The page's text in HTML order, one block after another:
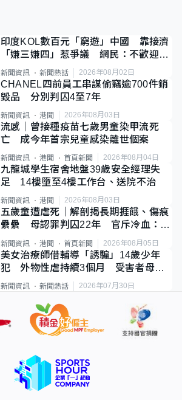
印度KOL數百元「窮遊」中國 靠接濟
「嫌三嫌四」惹爭議 網民：不歡迎劣
質旅客
新聞資訊 新聞熱話 2026年08月02日
CHANEL四前員工串謀偷竊逾700件銷
毀品 分別判囚4至7年
新聞資訊 港聞 2026年08月03日
流感｜曾接種疫苗七歲男童染甲流死
亡 成今年首宗兒童感染離世個案
新聞資訊 港聞 首頁新聞 2026年08月04日
九龍城學生宿舍地盤39歲安全經理失
足 14樓墮至4樓工作台、送院不治
新聞資訊 港聞 2026年08月03日
五歲童遭虐死｜解剖揭長期捱餓、傷痕
纍纍 母認罪判囚22年 官斥冷血：同
類案最惡劣
新聞資訊 港聞 首頁新聞 2026年08月05日
美女治療師借輔導「誘騙」14歲少年
犯 外物性虐持續3個月 受害者母：
要保護其他人
新聞資訊 新聞熱話 2026年07月30日